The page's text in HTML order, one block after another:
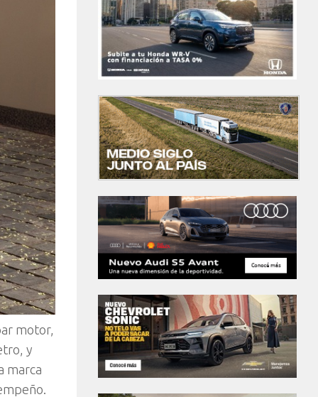
motor,
y
marca